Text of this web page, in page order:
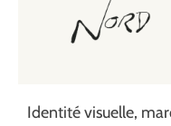
Identité visuelle,